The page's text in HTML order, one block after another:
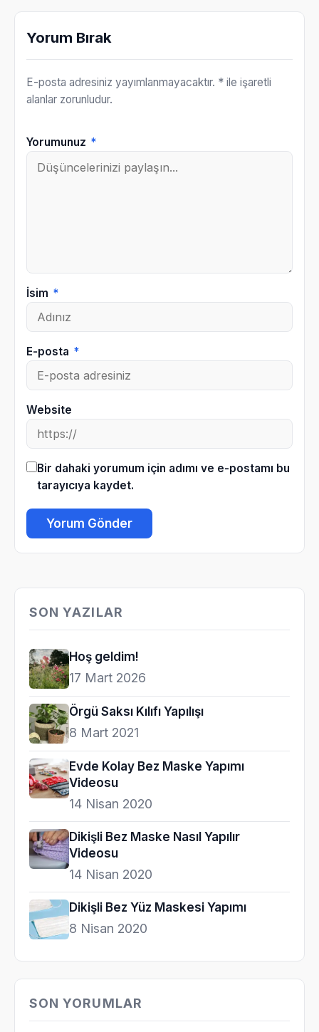
Yorum Bırak
E-posta adresiniz yayımlanmayacaktır. * ile işaretli
alanlar zorunludur.
Yorumunuz *
İsim *
E-posta *
Website
Bir dahaki yorumum için adımı ve e-postamı bu
tarayıcıya kaydet.
SON YAZILAR
Hoş geldim!
17 Mart 2026
Örgü Saksı Kılıfı Yapılışı
8 Mart 2021
Evde Kolay Bez Maske Yapımı
Videosu
14 Nisan 2020
Dikişli Bez Maske Nasıl Yapılır
Videosu
14 Nisan 2020
Dikişli Bez Yüz Maskesi Yapımı
8 Nisan 2020
SON YORUMLAR